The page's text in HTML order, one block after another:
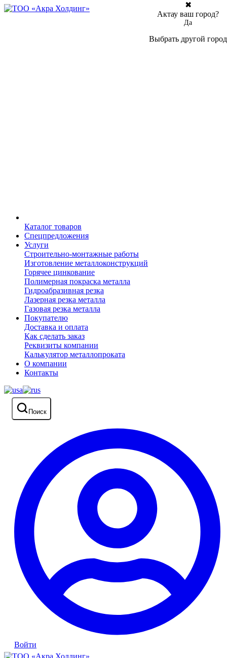
Каталог товаров
Спецпредложения
Услуги
Строительно-монтажные работы
Изготовление металлоконструкций
Горячее цинкование
Полимерная покраска металла
Гидроабразивная резка
Лазерная резка металла
Газовая резка металла
Покупателю
Доставка и оплата
Как сделать заказ
Реквизиты компании
Калькулятор металлопроката
О компании
Контакты
Поиск
Войти
✖
Актау ваш город?
Да
Выбрать другой город